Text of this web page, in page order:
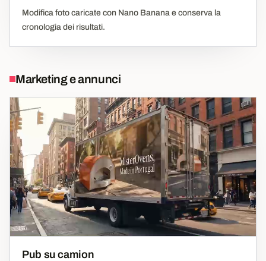
Modifica foto caricate con Nano Banana e conserva la
cronologia dei risultati.
Marketing e annunci
Pub su camion